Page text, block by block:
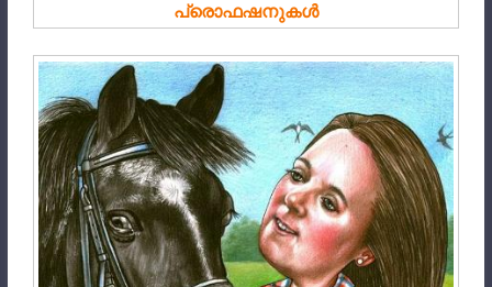
പ്രൊഫഷനുകൾ